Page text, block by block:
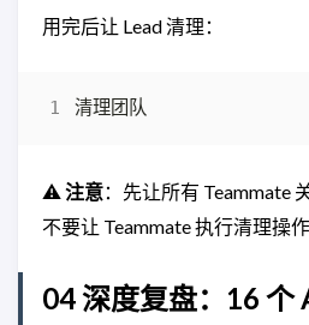
用完后让 Lead 清理：
⚠️ 注意：先让所有 Teammate
不要让 Teammate 执行清理操作
04 深度复盘：16 个